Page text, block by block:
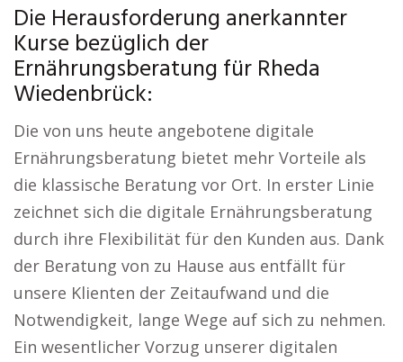
Die Herausforderung anerkannter
Kurse bezüglich der
Ernährungsberatung für Rheda
Wiedenbrück:
Die von uns heute angebotene digitale
Ernährungsberatung bietet mehr Vorteile als
die klassische Beratung vor Ort. In erster Linie
zeichnet sich die digitale Ernährungsberatung
durch ihre Flexibilität für den Kunden aus. Dank
der Beratung von zu Hause aus entfällt für
unsere Klienten der Zeitaufwand und die
Notwendigkeit, lange Wege auf sich zu nehmen.
Ein wesentlicher Vorzug unserer digitalen